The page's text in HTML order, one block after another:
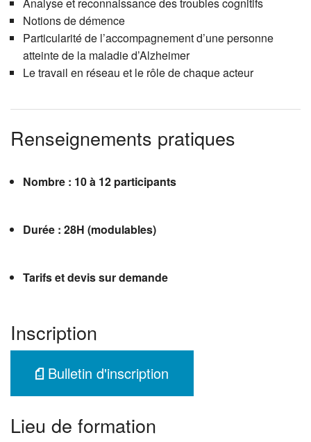
Analyse et reconnaissance des troubles cognitifs
Notions de démence
Particularité de l’accompagnement d’une personne
atteinte de la maladie d’Alzheimer
Le travail en réseau et le rôle de chaque acteur
Renseignements pratiques
Nombre : 10 à 12 participants
Durée : 28H (modulables)
Tarifs et devis sur demande
Inscription
Bulletin d'inscription
Lieu de formation